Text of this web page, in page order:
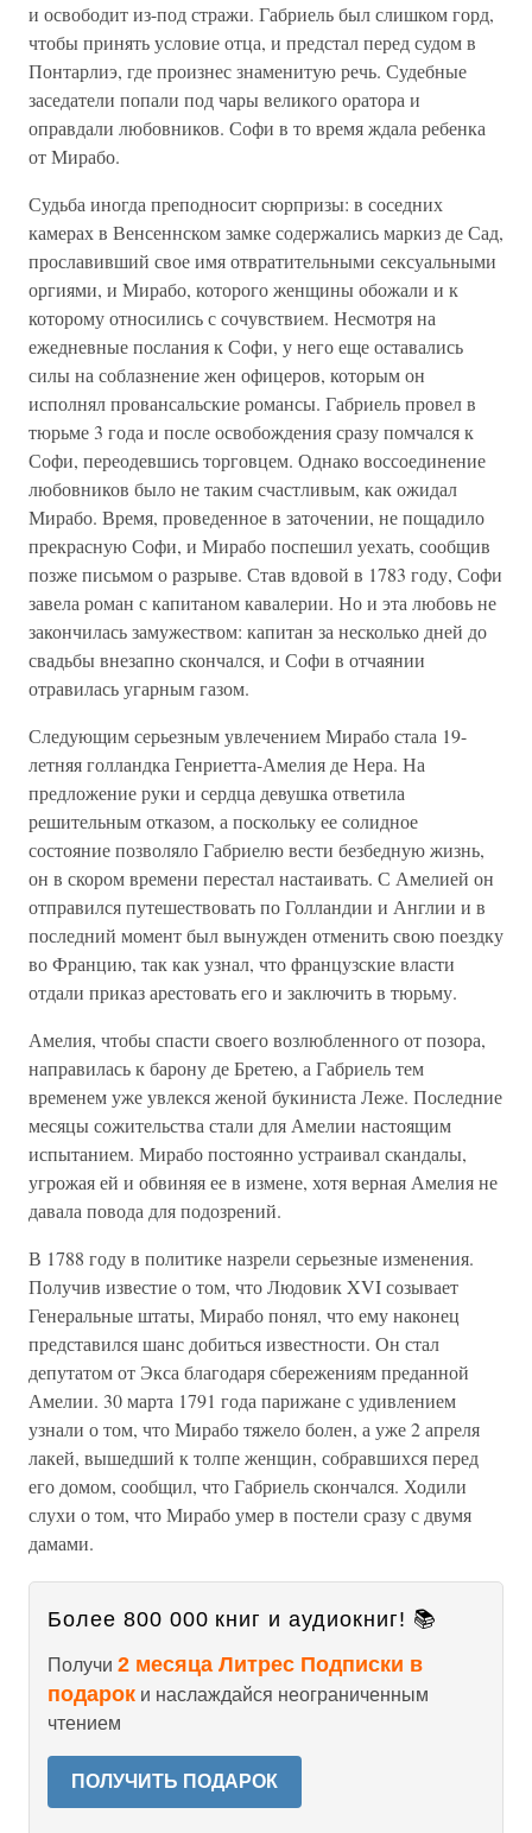
и освободит из-под стражи. Габриель был слишком горд,
чтобы принять условие отца, и предстал перед судом в
Понтарлиэ, где произнес знаменитую речь. Судебные
заседатели попали под чары великого оратора и
оправдали любовников. Софи в то время ждала ребенка
от Мирабо.
Судьба иногда преподносит сюрпризы: в соседних
камерах в Венсеннском замке содержались маркиз де Сад,
прославивший свое имя отвратительными сексуальными
оргиями, и Мирабо, которого женщины обожали и к
которому относились с сочувствием. Несмотря на
ежедневные послания к Софи, у него еще оставались
силы на соблазнение жен офицеров, которым он
исполнял провансальские романсы. Габриель провел в
тюрьме 3 года и после освобождения сразу помчался к
Софи, переодевшись торговцем. Однако воссоединение
любовников было не таким счастливым, как ожидал
Мирабо. Время, проведенное в заточении, не пощадило
прекрасную Софи, и Мирабо поспешил уехать, сообщив
позже письмом о разрыве. Став вдовой в 1783 году, Софи
завела роман с капитаном кавалерии. Но и эта любовь не
закончилась замужеством: капитан за несколько дней до
свадьбы внезапно скончался, и Софи в отчаянии
отравилась угарным газом.
Следующим серьезным увлечением Мирабо стала 19-
летняя голландка Генриетта-Амелия де Нера. На
предложение руки и сердца девушка ответила
решительным отказом, а поскольку ее солидное
состояние позволяло Габриелю вести безбедную жизнь,
он в скором времени перестал настаивать. С Амелией он
отправился путешествовать по Голландии и Англии и в
последний момент был вынужден отменить свою поездку
во Францию, так как узнал, что французские власти
отдали приказ арестовать его и заключить в тюрьму.
Амелия, чтобы спасти своего возлюбленного от позора,
направилась к барону де Бретею, а Габриель тем
временем уже увлекся женой букиниста Леже. Последние
месяцы сожительства стали для Амелии настоящим
испытанием. Мирабо постоянно устраивал скандалы,
угрожая ей и обвиняя ее в измене, хотя верная Амелия не
давала повода для подозрений.
В 1788 году в политике назрели серьезные изменения.
Получив известие о том, что Людовик XVI созывает
Генеральные штаты, Мирабо понял, что ему наконец
представился шанс добиться известности. Он стал
депутатом от Экса благодаря сбережениям преданной
Амелии. 30 марта 1791 года парижане с удивлением
узнали о том, что Мирабо тяжело болен, а уже 2 апреля
лакей, вышедший к толпе женщин, собравшихся перед
его домом, сообщил, что Габриель скончался. Ходили
слухи о том, что Мирабо умер в постели сразу с двумя
дамами.
Более 800 000 книг и аудиокниг! 📚
Получи 2 месяца Литрес Подписки в
подарок и наслаждайся неограниченным
чтением
ПОЛУЧИТЬ ПОДАРОК